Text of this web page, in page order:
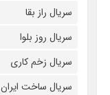
سریال راز بقا
سریال روز بلوا
سریال زخم کاری
سریال ساخت ایران 3